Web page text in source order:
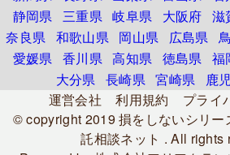
静岡県 三重県 岐阜県 大阪府 滋
奈良県 和歌山県 岡山県 広島県
愛媛県 香川県 高知県 徳島県 福
大分県 長崎県 宮崎県 鹿
運営会社
利用規約
プライ
© copyright 2019損をしないシリ
託相談ネット . All rights